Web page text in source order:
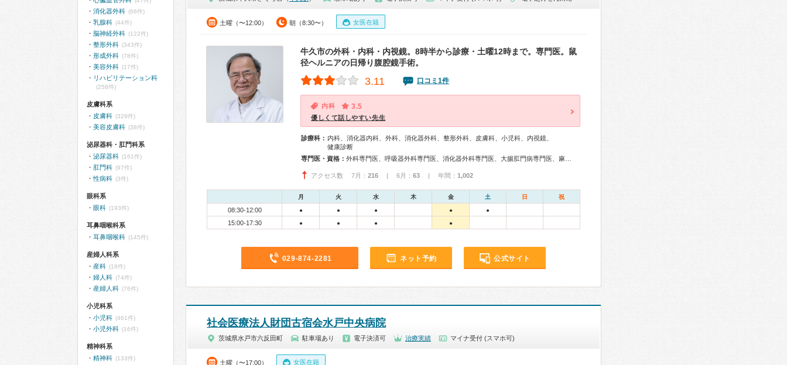
土曜（〜12:00） 朝（8:30〜） 女医在籍
牛久市の外科・内科・内視鏡。8時半から診療・土曜12時まで。専門医。鼠
径ヘルニアの日帰り腹腔鏡手術。
3.11 口コミ1件
内科 3.5
優しくて話しやすい先生
診療科： 内科、消化器内科、外科、消化器外科、整形外科、皮膚科、小児科、内視鏡、
健康診断
専門医・資格：
アクセス数 7月： 216 | 6月： 63 | 年間： 1,002
月 火 水 木 金 土 日 祝
08:30-12:00 ● ● ● ● ●
15:00-17:30 ● ● ● ●
029-874-2281 ネット予約 公式サイト
社会医療法人財団古宿会水戸中央病院
茨城県水戸市六反田町 駐車場あり 電子決済可 治療実績 マイナ受付 (スマホ可)
土曜（〜17:00） 女医在籍
消化器外科 (66件)
乳腺科 (44件)
脳神経外科 (122件)
整形外科 (343件)
形成外科 (78件)
美容外科 (17件)
リハビリテーション科
(258件)
皮膚科系
皮膚科 (329件)
美容皮膚科 (38件)
泌尿器科・肛門科系
泌尿器科 (161件)
肛門科 (97件)
性病科 (3件)
眼科系
眼科 (193件)
耳鼻咽喉科系
耳鼻咽喉科 (145件)
産婦人科系
産科 (18件)
婦人科 (74件)
産婦人科 (76件)
小児科系
小児科 (461件)
小児外科 (16件)
精神科系
精神科 (133件)